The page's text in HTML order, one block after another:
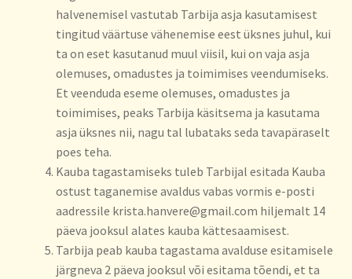
halvenemisel vastutab Tarbija asja kasutamisest
tingitud väärtuse vähenemise eest üksnes juhul, kui
ta on eset kasutanud muul viisil, kui on vaja asja
olemuses, omadustes ja toimimises veendumiseks.
Et veenduda eseme olemuses, omadustes ja
toimimises, peaks Tarbija käsitsema ja kasutama
asja üksnes nii, nagu tal lubataks seda tavapäraselt
poes teha.
Kauba tagastamiseks tuleb Tarbijal esitada Kauba
ostust taganemise avaldus vabas vormis e-posti
aadressile krista.hanvere@gmail.com hiljemalt 14
päeva jooksul alates kauba kättesaamisest.
Tarbija peab kauba tagastama avalduse esitamisele
järgneva 2 päeva jooksul või esitama tõendi, et ta